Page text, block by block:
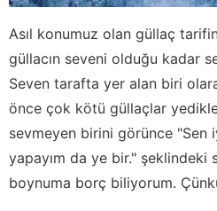
Asıl konumuz olan güllaç
güllacın seveni olduğu kadar
Seven tarafta yer alan biri
önce çok kötü güllaçlar
sevmeyen birini görünce "Sen
yapayım da ye bir." şeklindeki
boynuma borç biliyorum.